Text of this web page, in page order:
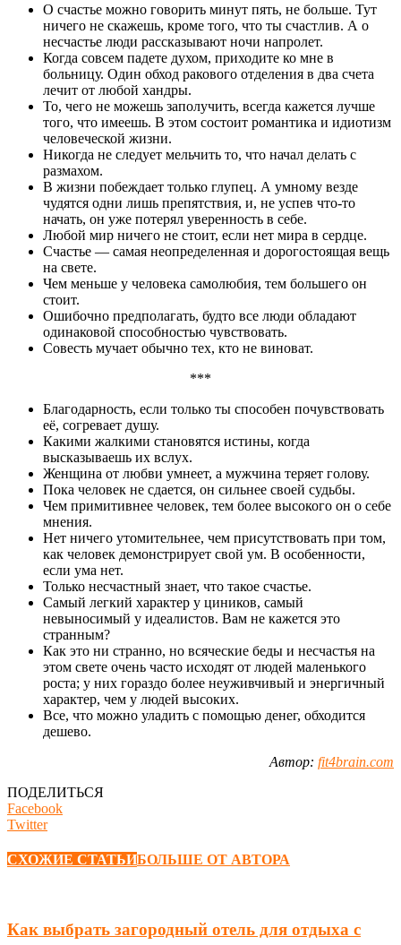
О счастье можно говорить минут пять, не больше. Тут
ничего не скажешь, кроме того, что ты счастлив. А о
несчастье люди рассказывают ночи напролет.
Когда совсем падете духом, приходите ко мне в
больницу. Один обход ракового отделения в два счета
лечит от любой хандры.
То, чего не можешь заполучить, всегда кажется лучше
того, что имеешь. В этом состоит романтика и идиотизм
человеческой жизни.
Никогда не следует мельчить то, что начал делать с
размахом.
В жизни побеждает только глупец. А умному везде
чудятся одни лишь препятствия, и, не успев что-то
начать, он уже потерял уверенность в себе.
Любой мир ничего не стоит, если нет мира в сердце.
Счастье — самая неопределенная и дорогостоящая вещь
на свете.
Чем меньше у человека самолюбия, тем большего он
стоит.
Ошибочно предполагать, будто все люди обладают
одинаковой способностью чувствовать.
Совесть мучает обычно тех, кто не виноват.
***
Благодарность, если только ты способен почувствовать
её, согревает душу.
Какими жалкими становятся истины, когда
высказываешь их вслух.
Женщина от любви умнеет, а мужчина теряет голову.
Пока человек не сдается, он сильнее своей судьбы.
Чем примитивнее человек, тем более высокого он о себе
мнения.
Нет ничего утомительнее, чем присутствовать при том,
как человек демонстрирует свой ум. В особенности,
если ума нет.
Только несчастный знает, что такое счастье.
Самый легкий характер у циников, самый
невыносимый у идеалистов. Вам не кажется это
странным?
Как это ни странно, но всяческие беды и несчастья на
этом свете очень часто исходят от людей маленького
роста; у них гораздо более неуживчивый и энергичный
характер, чем у людей высоких.
Все, что можно уладить с помощью денег, обходится
дешево.
Автор: fit4brain.com
ПОДЕЛИТЬСЯ
Facebook
Twitter
СХОЖИЕ СТАТЬИБОЛЬШЕ ОТ АВТОРА
Как выбрать загородный отель для отдыха с